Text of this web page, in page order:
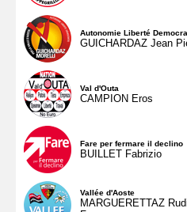
Autonomie Liberté
GUICHARDAZ Jean
Val d'Outa
CAMPION Eros
Fare per fermare il declino
BUILLET Fabrizio
Vallée d'Aoste
MARGUERETTAZ